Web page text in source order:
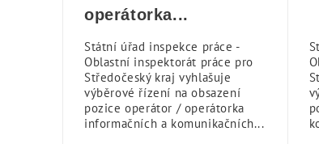
operátorka...
Státní úřad inspekce práce -
Oblastní inspektorát práce pro
Středočeský kraj vyhlašuje
výběrové řízení na obsazení
pozice operátor / operátorka
informačních a komunikačních...